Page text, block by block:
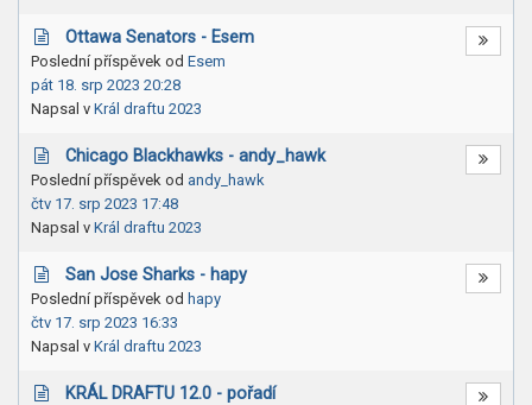
Ottawa Senators - Esem
Poslední příspěvek od Esem
pát 18. srp 2023 20:28
Napsal v Král draftu 2023
Chicago Blackhawks - andy_hawk
Poslední příspěvek od andy_hawk
čtv 17. srp 2023 17:48
Napsal v Král draftu 2023
San Jose Sharks - hapy
Poslední příspěvek od hapy
čtv 17. srp 2023 16:33
Napsal v Král draftu 2023
KRÁL DRAFTU 12.0 - pořadí